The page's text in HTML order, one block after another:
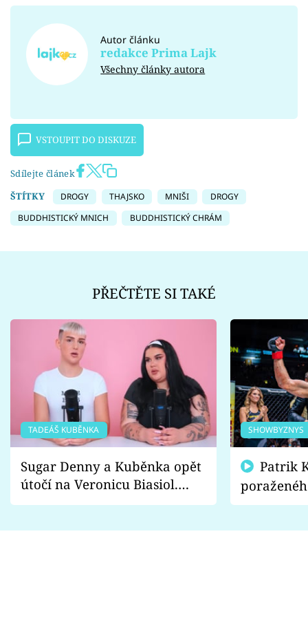
Autor článku
redakce Prima Lajk
Všechny články autora
VSTOUPIT DO DISKUZE
Sdílejte článek
ŠTÍTKY
DROGY THAJSKO MNIŠI
DROGY
BUDDHISTICKÝ MNICH
BUDDHISTICKÝ CHRÁM
PŘEČTĚTE SI TAKÉ
TADEÁŠ KUBĚNKA
Sugar Denny a Kuběnka opět
útočí na Veronicu Biasiol.
Proč je podle nich falešná a
SHOWBYZNYS
fanoušci